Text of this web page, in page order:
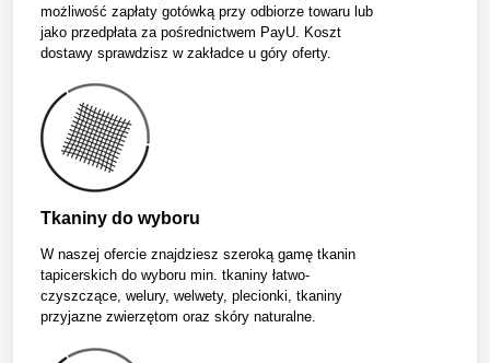
możliwość zapłaty gotówką przy odbiorze towaru lub
jako przedpłata za pośrednictwem PayU. Koszt
dostawy sprawdzisz w zakładce u góry oferty.
Tkaniny do wyboru
W naszej ofercie znajdziesz szeroką gamę tkanin
tapicerskich do wyboru min. tkaniny łatwo-
czyszczące, welury, welwety, plecionki, tkaniny
przyjazne zwierzętom oraz skóry naturalne.